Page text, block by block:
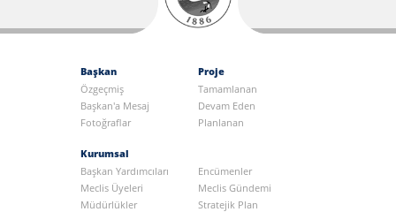
Başkan
Özgeçmiş
Başkan'a Mesaj
Fotoğraflar
Proje
Tamamlanan
Devam Eden
Planlanan
Kurumsal
Başkan Yardımcıları
Encümenler
Meclis Üyeleri
Meclis Gündemi
Müdürlükler
Stratejik Plan